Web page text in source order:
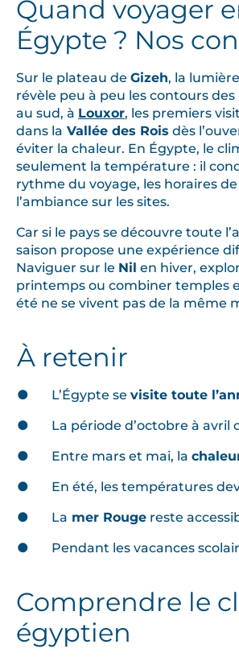
Quand voyager
Égypte ? Nos
Sur le plateau de Gizeh, la
révèle peu à peu les contours
au sud, à Louxor, les premiers
dans la Vallée des Rois dès
éviter la chaleur. En Égypte, le
seulement la température : il
rythme du voyage, les horaires
l’ambiance sur les sites.
Car si le pays se découvre toute
saison propose une expérience
Naviguer sur le Nil en hiver,
printemps ou combiner temples
été ne se vivent pas de la même
À retenir
● L’Égypte se visite toute
● La période d’octobre à avril
● Entre mars et mai, la
● En été, les températures
● La mer Rouge reste
● Pendant les vacances
Comprendre le
égyptien